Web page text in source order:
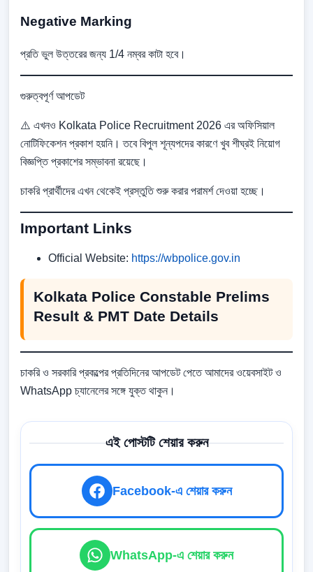
Negative Marking
প্রতি ভুল উত্তরের জন্য 1/4 নম্বর কাটা হবে।
গুরুত্বপূর্ণ আপডেট
⚠️ এখনও Kolkata Police Recruitment 2026 এর অফিসিয়াল
নোটিফিকেশন প্রকাশ হয়নি। তবে বিপুল শূন্যপদের কারণে খুব শীঘ্রই নিয়োগ
বিজ্ঞপ্তি প্রকাশের সম্ভাবনা রয়েছে।
চাকরি প্রার্থীদের এখন থেকেই প্রস্তুতি শুরু করার পরামর্শ দেওয়া হচ্ছে।
Important Links
Official Website: https://wbpolice.gov.in
Kolkata Police Constable Prelims
Result & PMT Date Details
চাকরি ও সরকারি প্রকল্পের প্রতিদিনের আপডেট পেতে আমাদের ওয়েবসাইট ও
WhatsApp চ্যানেলের সঙ্গে যুক্ত থাকুন।
এই পোস্টটি শেয়ার করুন
Facebook-এ শেয়ার করুন
WhatsApp-এ শেয়ার করুন